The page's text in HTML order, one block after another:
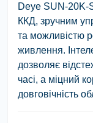
Deye SUN-20K-
ККД, зручним
та можливістю
живлення.
дозволяє
часі, а міцний
довговічність